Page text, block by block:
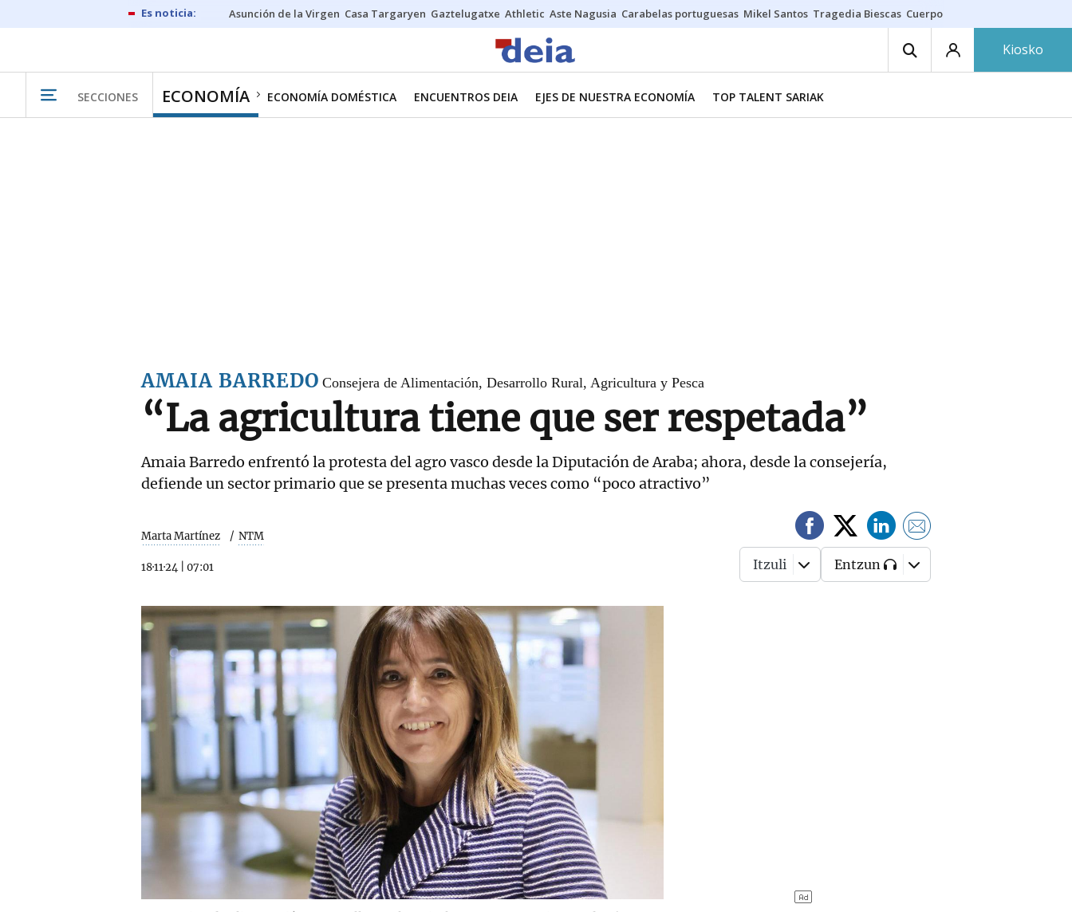
Asunción de la Virgen Casa Targaryen Gaztelugatxe Athletic Aste Nagusia Carabelas portuguesas Mikel Santos Tragedia Biescas Cuerpo ría
Kiosko
SECCIONES ECONOMÍA ECONOMÍA DOMÉSTICA ENCUENTROS DEIA EJES DE NUESTRA ECONOMÍA TOP TALENT SARIAK
AMAIA BARREDO Consejera de Alimentación, Desarrollo Rural, Agricultura y Pesca
“La agricultura tiene que ser respetada”
Amaia Barredo enfrentó la protesta del agro vasco desde la Diputación de Araba; ahora, desde la consejería,
defiende un sector primario que se presenta muchas veces como “poco atractivo”
Marta Martínez NTM
18·11·24 07:01 Itzuli Entzun